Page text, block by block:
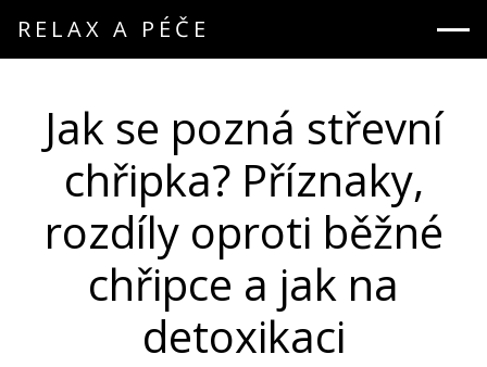
RELAX A PÉČE
Jak se pozná střevní
chřipka? Příznaky,
rozdíly oproti běžné
chřipce a jak na
detoxikaci